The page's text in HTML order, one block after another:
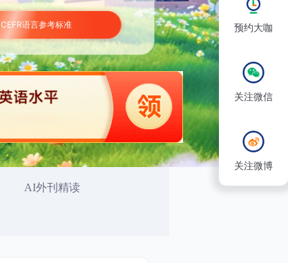
CEFR语言参考标准 预约大咖
关注微信
关注微博
AI外刊精读